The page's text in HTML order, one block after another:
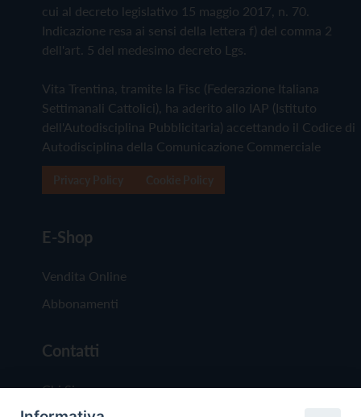
cui al decreto legislativo 15 maggio 2017, n. 70.
Indicazione resa ai sensi della lettera f) del comma 2
dell'art. 5 del medesimo decreto Lgs.
Vita Trentina, tramite la Fisc (Federazione Italiana
Settimanali Cattolici), ha aderito allo IAP (Istituto
dell'Autodisciplina Pubblicitaria) accettando il Codice di
Autodisciplina della Comunicazione Commerciale
E-Shop
Vendita Online
Abbonamenti
Contatti
Chi Siamo